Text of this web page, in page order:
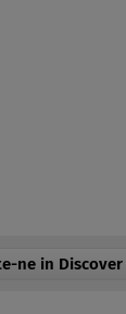
ne in Discover